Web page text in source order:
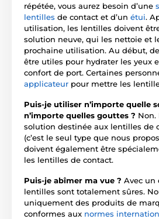
répétée, vous aurez besoin d’une
lentilles de contact et d’un étui.
utilisation, les lentilles doivent
solution neuve, qui les nettoie et
prochaine utilisation. Au début,
être utiles pour hydrater les yeux
confort de port. Certaines
applicateur pour mettre les
Puis-je utiliser n’importe quelle
n’importe quelles gouttes ? Non.
solution destinée aux lentilles de
(c’est le seul type que nous
doivent également être
les lentilles de contact.
Puis-je abîmer ma vue ? Avec un
lentilles sont totalement sûres.
uniquement des produits de
conformes aux normes